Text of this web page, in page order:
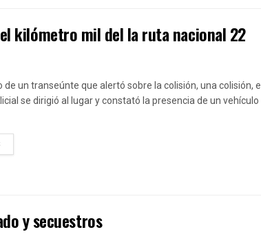
kilómetro mil del la ruta nacional 22
de un transeúnte que alertó sobre la colisión, una colisión, el
se dirigió al lugar y constató la presencia de un vehículo
y secuestros